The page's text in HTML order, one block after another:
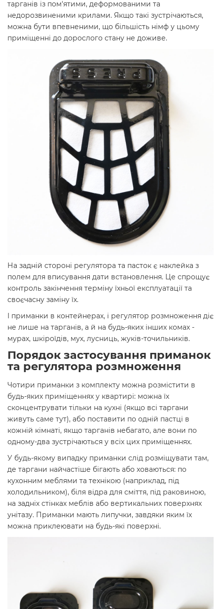
тарганів із пом'ятими, деформованими та
недорозвиненими крилами. Якщо такі зустрічаються,
можна бути впевненими, що більшість німф у цьому
приміщенні до дорослого стану не доживе.
На задній стороні регулятора та пасток є наклейка з
полем для вписування дати встановлення. Це спрощує
контроль закінчення терміну їхньої експлуатації та
своєчасну заміну їх.
І приманки в контейнерах, і регулятор розмноження діє
не лише на тарганів, а й на будь-яких інших комах -
мурах, шкіроїдів, мух, лусниць, жуків-точильників.
Порядок застосування приманок
та регулятора розмноження
Чотири приманки з комплекту можна розмістити в
будь-яких приміщеннях у квартирі: можна їх
сконцентрувати тільки на кухні (якщо всі таргани
живуть саме тут), або поставити по одній пастці в
кожній кімнаті, якщо тарганів небагато, але вони по
одному-два зустрічаються у всіх цих приміщеннях.
У будь-якому випадку приманки слід розміщувати там,
де таргани найчастіше бігають або ховаються: по
кухонним меблями та технікою (наприклад, під
холодильником), біля відра для сміття, під раковиною,
на задніх стінках меблів або вертикальних поверхнях
унітазу. Приманки мають липучки, завдяки яким їх
можна приклеювати на будь-які поверхні.